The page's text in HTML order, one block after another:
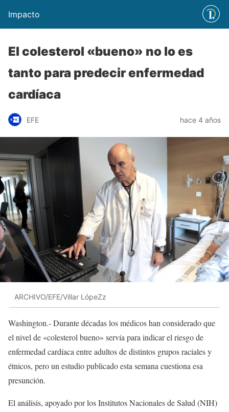
Impacto
El colesterol «bueno» no lo es
tanto para predecir enfermedad
cardíaca
EFE hace 4 años
ARCHIVO/EFE/Villar LópeZz
Washington.- Durante décadas los médicos han considerado que
el nivel de «colesterol bueno» servía para indicar el riesgo de
enfermedad cardíaca entre adultos de distintos grupos raciales y
étnicos, pero un estudio publicado esta semana cuestiona esa
presunción.
El análisis, apoyado por los Institutos Nacionales de Salud (NIH)